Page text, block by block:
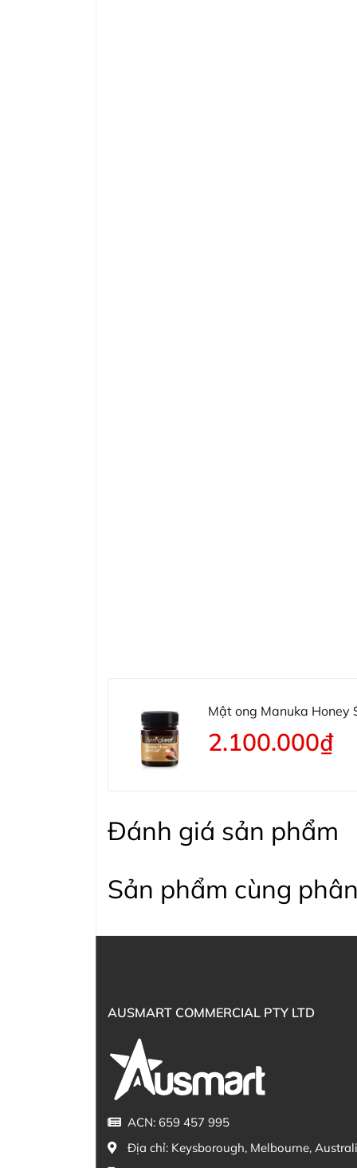
Mật ong Manuka Honey
2.100.000₫
Đánh giá sản phẩm
Sản phẩm cùng
AUSMART COMMERCIAL PTY LTD
ACN: 659 457 995
Địa chỉ: Keysborough, Melbourne,